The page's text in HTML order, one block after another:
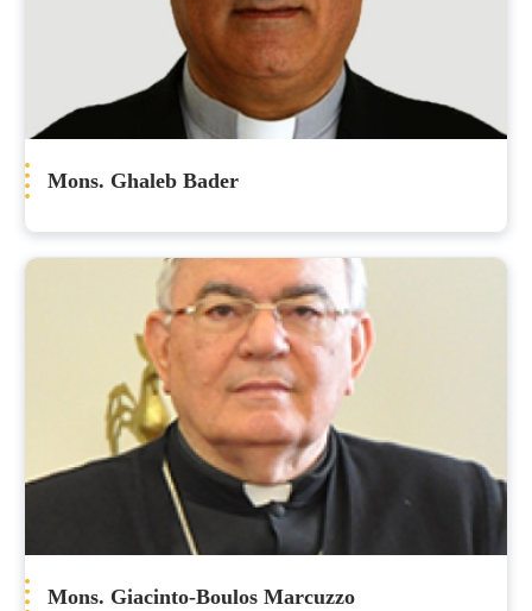
Mons. Ghaleb Bader
Mons. Giacinto-Boulos Marcuzzo